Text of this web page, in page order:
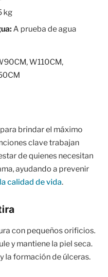
kg
A prueba de agua
W110CM,
brindar el máximo
clave trabajan
de quienes necesitan
ayudando a prevenir
calidad de vida.
con pequeños orificios.
y mantiene la piel seca.
la formación de úlceras.